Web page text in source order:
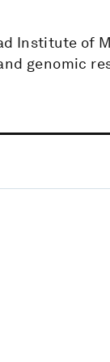
Institute of
genomic